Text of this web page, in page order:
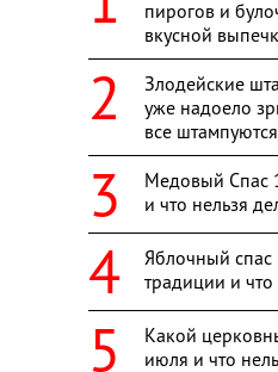
пирогов и
вкусной
Злодейские
уже надоело
все
Медовый Спас
и что нельзя
Яблочный спас
традиции и что
Какой
июля и что